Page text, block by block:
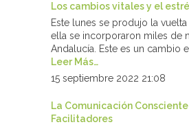
Los cambios vitales y el
Este lunes se produjo la
ella se incorporaron miles de
Andalucía. Este es un cambio
Leer Más…
15 septiembre 2022 21:08
La Comunicación Consciente
Facilitadores